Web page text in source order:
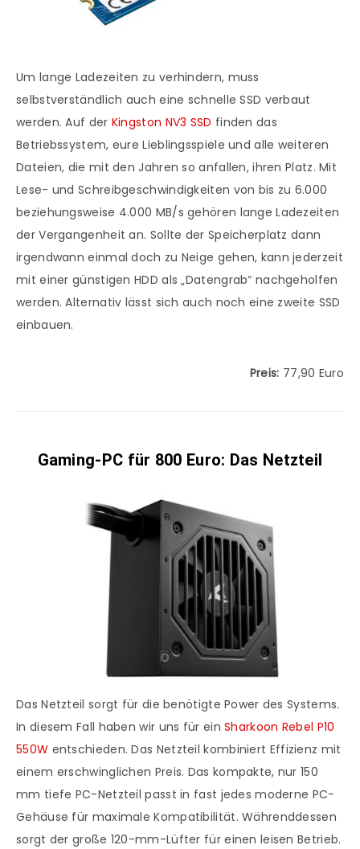
Um lange Ladezeiten zu verhindern, muss
selbstverständlich auch eine schnelle SSD verbaut
werden. Auf der Kingston NV3 SSD finden das
Betriebssystem, eure Lieblingsspiele und alle weiteren
Dateien, die mit den Jahren so anfallen, ihren Platz. Mit
Lese- und Schreibgeschwindigkeiten von bis zu 6.000
beziehungsweise 4.000 MB/s gehören lange Ladezeiten
der Vergangenheit an. Sollte der Speicherplatz dann
irgendwann einmal doch zu Neige gehen, kann jederzeit
mit einer günstigen HDD als „Datengrab“ nachgeholfen
werden. Alternativ lässt sich auch noch eine zweite SSD
einbauen.
Preis: 77,90 Euro
Gaming-PC für 800 Euro: Das Netzteil
Das Netzteil sorgt für die benötigte Power des Systems.
In diesem Fall haben wir uns für einSharkoon Rebel P10
550W entschieden. Das Netzteil kombiniert Effizienz mit
einem erschwinglichen Preis. Das kompakte, nur 150
mm tiefe PC-Netzteil passt in fast jedes moderne PC-
Gehäuse für maximale Kompatibilität. Währenddessen
sorgt der große 120-mm-Lüfter für einen leisen Betrieb.